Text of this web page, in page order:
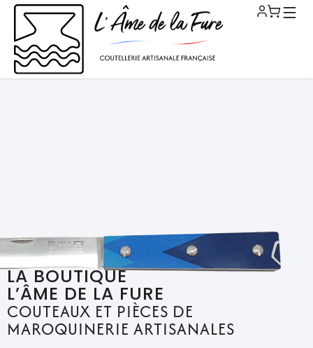
LA BOUTIQUE
L’ÂME DE LA FURE
COUTEAUX ET PIÈCES DE
MAROQUINERIE ARTISANALES